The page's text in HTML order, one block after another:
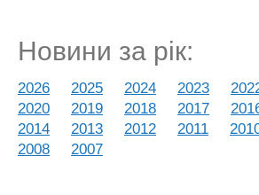
Новини за рік:
2026 2025 2024 2023
2020
2019 2018 2017
2014
2013 2012 2011
2008
2007